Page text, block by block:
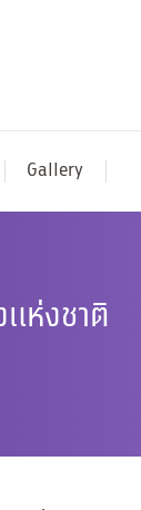
Gallery
ห่งชาติ